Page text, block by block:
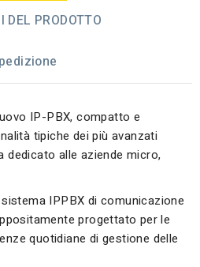
DEL PRODOTTO
IP-PBX, compatto e
tipiche dei più avanzati
dedicato alle aziende micro,
IPPBX di comunicazione
progettato per le
quotidiane di gestione delle